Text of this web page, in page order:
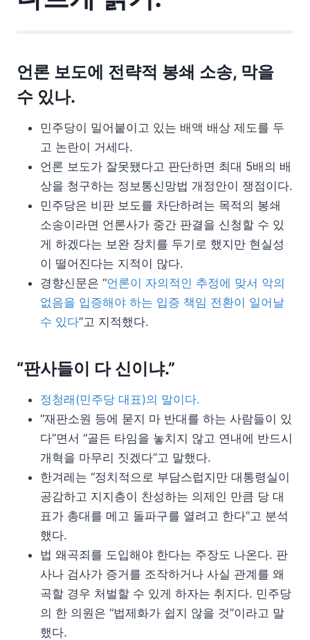
언론 보도에 전략적 봉쇄 소송, 막을
수 있나.
민주당이 밀어붙이고 있는 배액 배상 제도를 두
고 논란이 거세다.
언론 보도가 잘못됐다고 판단하면 최대 5배의 배
상을 청구하는 정보통신망법 개정안이 쟁점이다.
민주당은 비판 보도를 차단하려는 목적의 봉쇄
소송이라면 언론사가 중간 판결을 신청할 수 있
게 하겠다는 보완 장치를 두기로 했지만 현실성
이 떨어진다는 지적이 많다.
경향신문은 “언론이 자의적인 추정에 맞서 악의
없음을 입증해야 하는 입증 책임 전환이 일어날
수 있다”고 지적했다.
“판사들이 다 신이냐.”
정청래(민주당 대표)의 말이다.
“재판소원 등에 묻지 마 반대를 하는 사람들이 있
다”면서 “골든 타임을 놓치지 않고 연내에 반드시
개혁을 마무리 짓겠다”고 말했다.
한겨레는 “정치적으로 부담스럽지만 대통령실이
공감하고 지지층이 찬성하는 의제인 만큼 당 대
표가 총대를 메고 돌파구를 열려고 한다”고 분석
했다.
법 왜곡죄를 도입해야 한다는 주장도 나온다. 판
사나 검사가 증거를 조작하거나 사실 관계를 왜
곡할 경우 처벌할 수 있게 하자는 취지다. 민주당
의 한 의원은 “법제화가 쉽지 않을 것”이라고 말
했다.